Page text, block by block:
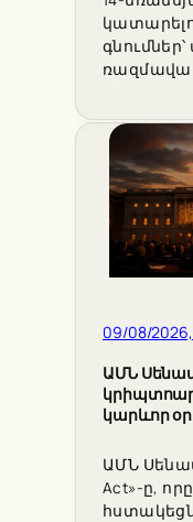
09/08/
ԱՄՆ
կարևոր
ԱՄՆ
Act»-ը,